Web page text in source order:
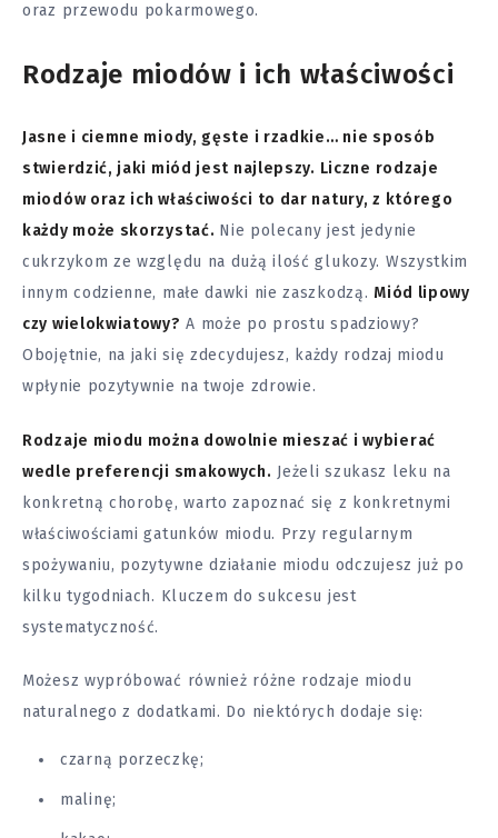
oraz przewodu pokarmowego.
Rodzaje miodów i ich właściwości
Jasne i ciemne miody, gęste i rzadkie… nie sposób
stwierdzić, jaki miód jest najlepszy. Liczne rodzaje
miodów oraz ich właściwości to dar natury, z którego
każdy może skorzystać. Nie polecany jest jedynie
cukrzykom ze względu na dużą ilość glukozy. Wszystkim
innym codzienne, małe dawki nie zaszkodzą. Miód lipowy
czy wielokwiatowy? A może po prostu spadziowy?
Obojętnie, na jaki się zdecydujesz, każdy rodzaj miodu
wpłynie pozytywnie na twoje zdrowie.
Rodzaje miodu można dowolnie mieszać i wybierać
wedle preferencji smakowych. Jeżeli szukasz leku na
konkretną chorobę, warto zapoznać się z konkretnymi
właściwościami gatunków miodu. Przy regularnym
spożywaniu, pozytywne działanie miodu odczujesz już po
kilku tygodniach. Kluczem do sukcesu jest
systematyczność.
Możesz wypróbować również różne rodzaje miodu
naturalnego z dodatkami. Do niektórych dodaje się:
czarną porzeczkę;
malinę;